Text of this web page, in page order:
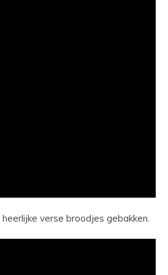
verse broodjes gebakken.